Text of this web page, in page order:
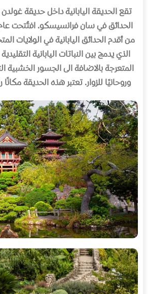
تقع الحديقة اليابانية داخل حديقة
من أقدم الحدائق اليابانية في الولايات
الذي يدمج بين النباتات اليابانية
المتعرجة بالاضافة الى الجسور الخشبية
وروحانيًا للزوار. تعتبر هذه الحديقة مكانًا